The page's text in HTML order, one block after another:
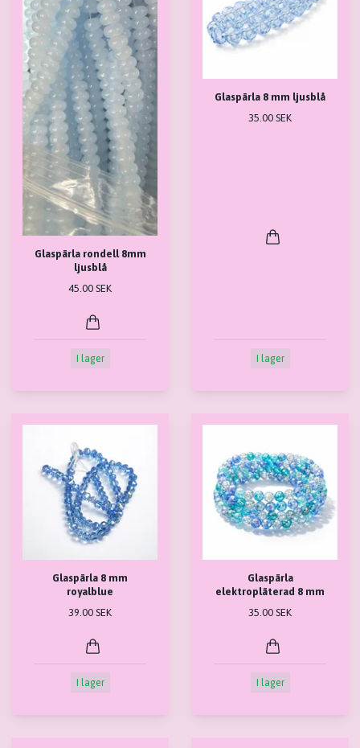
Glaspärla rondell 8mm
ljusblå
45.00 SEK
I lager
Glaspärla 8 mm ljusblå
35.00 SEK
I lager
Glaspärla 8 mm
royalblue
39.00 SEK
I lager
Glaspärla
elektropläterad 8 mm
35.00 SEK
I lager